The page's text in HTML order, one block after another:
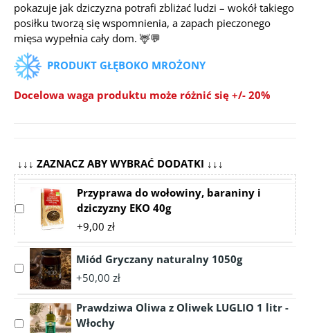
pokazuje jak dziczyzna potrafi zbliżać ludzi – wokół takiego
posiłku tworzą się wspomnienia, a zapach pieczonego
mięsa wypełnia cały dom. 🦌💬
PRODUKT GŁĘBOKO MROŻONY
Docelowa waga produktu może różnić się +/- 20%
↓↓↓ ZAZNACZ ABY WYBRAĆ DODATKI ↓↓↓
Select
accessory
do
wołowiny,
baraniny
dziczyzny
EKO
Przyprawa do wołowiny, baraniny i
dziczyzny EKO 40g
+9,00 zł
Select
accessory
Gryczany
naturalny
Miód Gryczany naturalny 1050g
+50,00 zł
Select
Prawdziwa Oliwa z Oliwek LUGLIO 1 litr -
Włochy